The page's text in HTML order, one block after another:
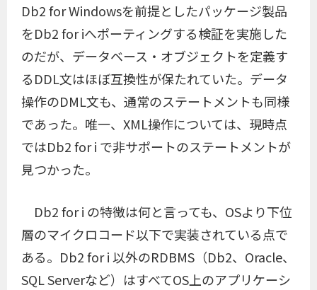
Db2 for Windowsを前提としたパッケージ製品
をDb2 for iへポーティングする検証を実施した
のだが、データベース・オブジェクトを定義す
るDDL文はほぼ互換性が保たれていた。データ
操作のDML文も、通常のステートメントも同様
であった。唯一、XML操作については、現時点
ではDb2 for i で非サポートのステートメントが
見つかった。
Db2 for i の特徴は何と言っても、OSより下位
層のマイクロコード以下で実装されている点で
ある。Db2 for i 以外のRDBMS（Db2、Oracle、
SQL Serverなど）はすべてOS上のアプリケーシ